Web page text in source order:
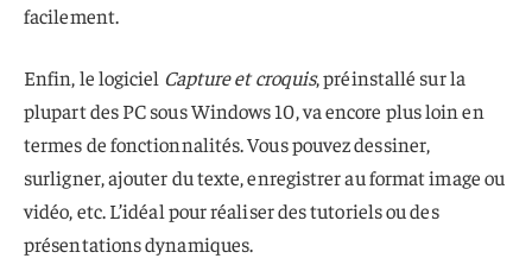
facilement.
Enfin, le logiciel Capture et croquis, préinstallé sur la
plupart des PC sous Windows 10, va encore plus loin en
termes de fonctionnalités. Vous pouvez dessiner,
surligner, ajouter du texte, enregistrer au format image ou
vidéo, etc. L’idéal pour réaliser des tutoriels ou des
présentations dynamiques.